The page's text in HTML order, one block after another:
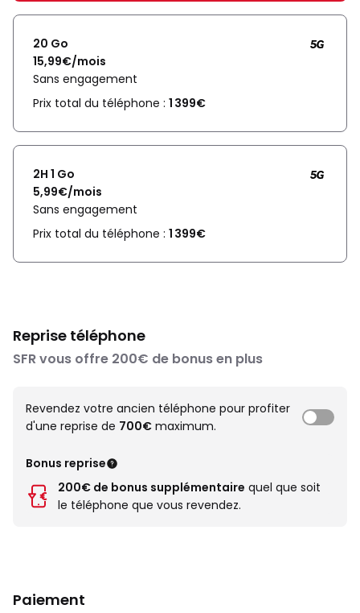
20 Go
15,99€/mois
Sans engagement
Prix total du téléphone : 1 399€
2H 1 Go
5,99€/mois
Sans engagement
Prix total du téléphone : 1 399€
Reprise téléphone
SFR vous offre 200€ de bonus en plus
Revendez votre ancien téléphone pour profiter
d'une reprise de 700€ maximum.
Bonus reprise
200€ de bonus supplémentaire quel que soit
le téléphone que vous revendez.
Paiement